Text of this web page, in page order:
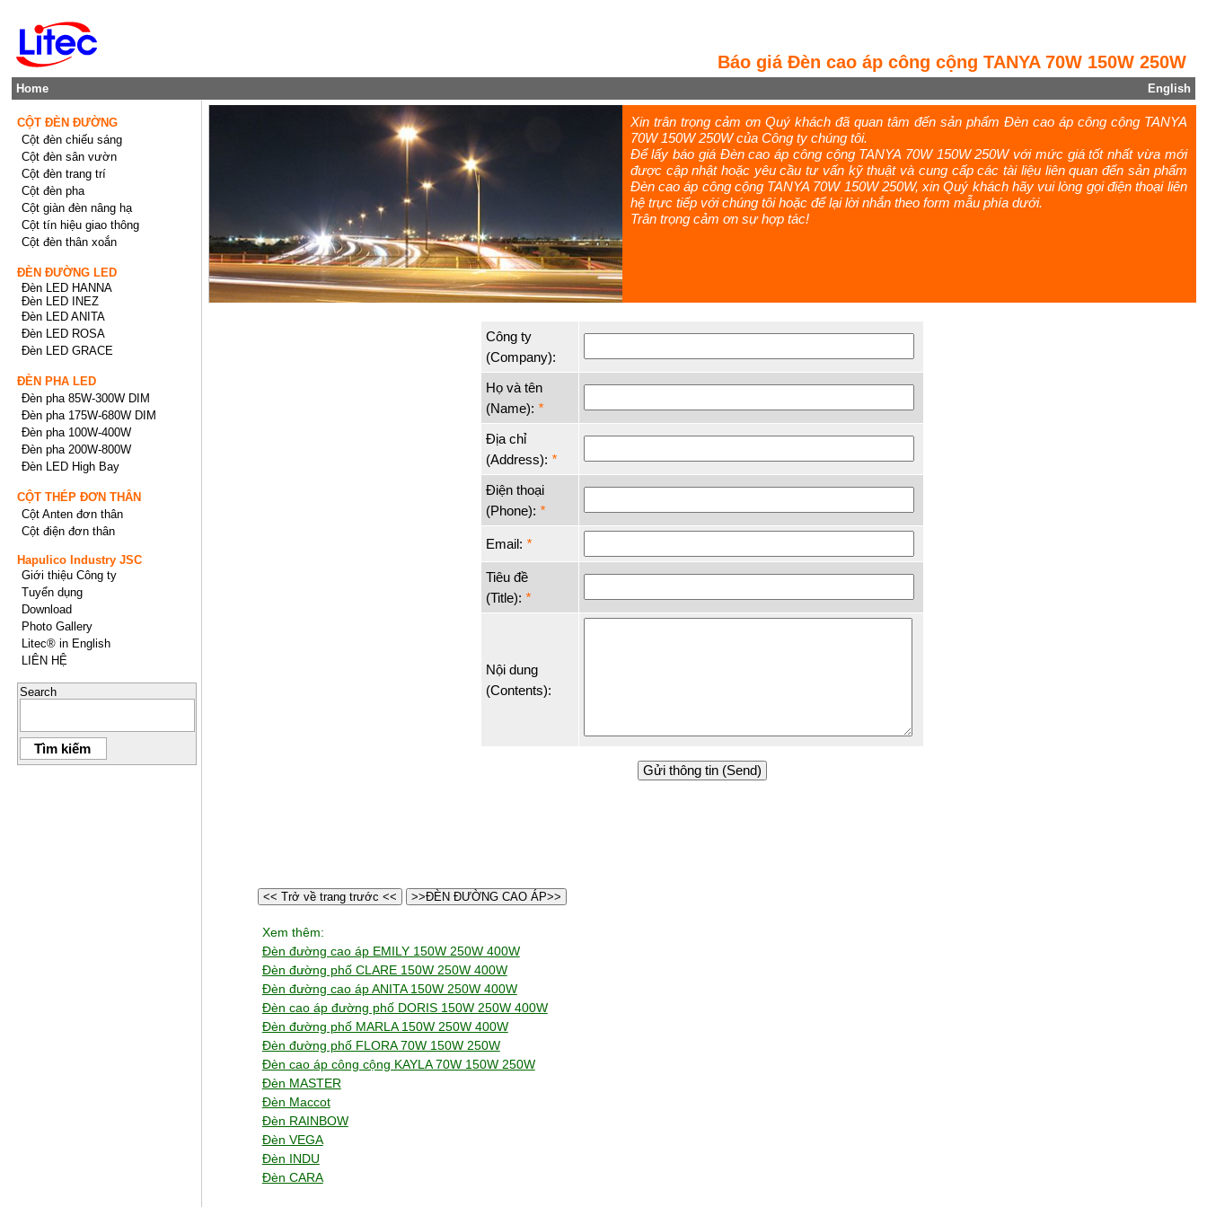
Báo giá Đèn cao áp công cộng TANYA 70W 150W 250W
Home English
Xin trân trọng cảm ơn Quý khách đã quan tâm đến sản phẩm Đèn cao áp công cộng TANYA
70W 150W 250W của Công ty chúng tôi.
Để lấy báo giá Đèn cao áp công cộng TANYA 70W 150W 250W với mức giá tốt nhất vừa mới
được cập nhật hoặc yêu cầu tư vấn kỹ thuật và cung cấp các tài liệu liên quan đến sản phẩm
Đèn cao áp công cộng TANYA 70W 150W 250W, xin Quý khách hãy vui lòng gọi điện thoại liên
hệ trực tiếp với chúng tôi hoặc để lại lời nhắn theo form mẫu phía dưới.
Trân trọng cảm ơn sự hợp tác!
Công ty
(Company):
Họ và tên
(Name): *
Địa chỉ
(Address): *
Điện thoại
(Phone): *
Email: *
Tiêu đề
(Title): *
Nội dung
(Contents):
<< Trở về trang trước << >>ĐÈN ĐƯỜNG CAO ÁP>>
Xem thêm:
Đèn đường cao áp EMILY 150W 250W 400W
Đèn đường phố CLARE 150W 250W 400W
Đèn đường cao áp ANITA 150W 250W 400W
Đèn cao áp đường phố DORIS 150W 250W 400W
Đèn đường phố MARLA 150W 250W 400W
Đèn đường phố FLORA 70W 150W 250W
Đèn cao áp công cộng KAYLA 70W 150W 250W
Đèn MASTER
Đèn Maccot
Đèn RAINBOW
Đèn VEGA
Đèn INDU
Đèn CARA
CỘT ĐÈN ĐƯỜNG
Cột đèn chiếu sáng
Cột đèn sân vườn
Cột đèn trang trí
Cột đèn pha
Cột giàn đèn nâng hạ
Cột tín hiệu giao thông
Cột đèn thân xoắn
ĐÈN ĐƯỜNG LED
Đèn LED HANNA
Đèn LED INEZ
Đèn LED ANITA
Đèn LED ROSA
Đèn LED GRACE
ĐÈN PHA LED
Đèn pha 85W-300W DIM
Đèn pha 175W-680W DIM
Đèn pha 100W-400W
Đèn pha 200W-800W
Đèn LED High Bay
CỘT THÉP ĐƠN THÂN
Cột Anten đơn thân
Cột điện đơn thân
Hapulico Industry JSC
Giới thiệu Công ty
Tuyển dụng
Download
Photo Gallery
Litec® in English
LIÊN HỆ
Search